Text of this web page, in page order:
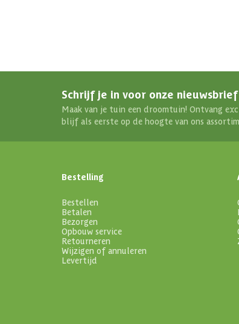
Schrijf je in voor onze nieuwsbrief
Maak van je tuin een droomtuin! Ontvang
blijf als eerste op de hoogte van ons
Bestelling
Bestellen
Betalen
Bezorgen
Opbouw service
Retourneren
Wijzigen of annuleren
Levertijd